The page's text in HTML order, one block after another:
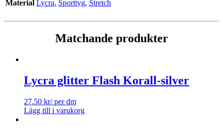
Material Lycra, Sporttyg, Stretch
Matchande produkter
Lycra glitter Flash Korall-silver
27.50 kr/ per dm
Lägg till i varukorg